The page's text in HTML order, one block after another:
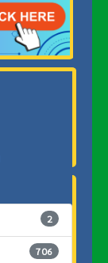
2
706